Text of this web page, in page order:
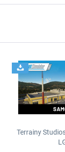
Terrainy